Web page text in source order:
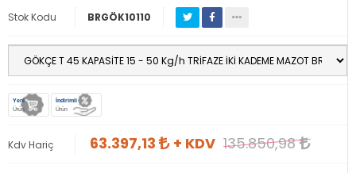
Stok Kodu BRGÖK10110
Yeni
Ürün
İndirimli
Ürün
Kdv Hariç 63.397,13 + KDV 135.850,98